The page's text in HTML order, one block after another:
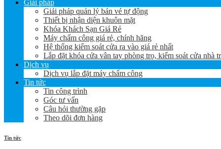
Giải pháp
Giải pháp quản lý bán vé tự động
Thiết bị nhận diện khuôn mặt
Khóa Khách Sạn Giá Rẻ
Máy chấm công giá rẻ, chính hãng
Hệ thống kiểm soát cửa ra vào giá rẻ nhất
Lắp đặt khóa cửa vân tay phòng trọ, kiểm soát cửa nhà
Dịch vụ
Dịch vụ lắp đặt máy chấm công
Tin tức
Tin công trình
Góc tư vấn
Câu hỏi thường gặp
Theo dõi đơn hàng
Tin tức